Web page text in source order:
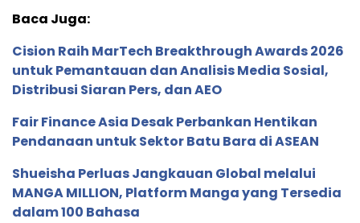
Baca Juga:
Cision Raih MarTech Breakthrough Awards 2026
untuk Pemantauan dan Analisis Media Sosial,
Distribusi Siaran Pers, dan AEO
Fair Finance Asia Desak Perbankan Hentikan
Pendanaan untuk Sektor Batu Bara di ASEAN
Shueisha Perluas Jangkauan Global melalui
MANGA MILLION, Platform Manga yang Tersedia
dalam 100 Bahasa